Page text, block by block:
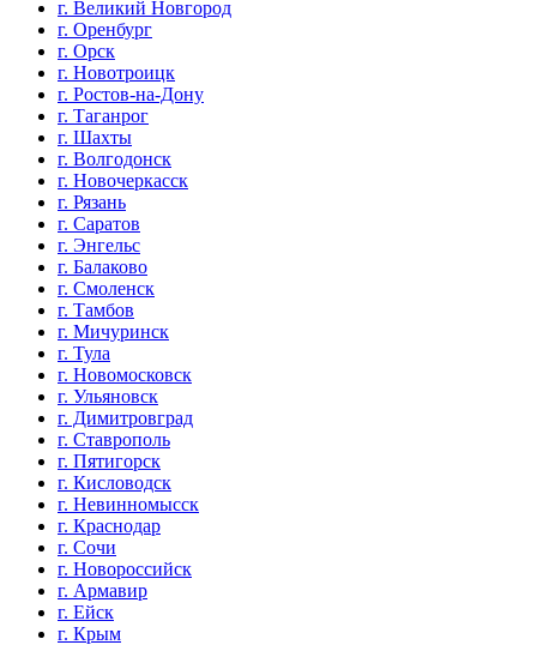
г. Великий Новгород
г. Оренбург
г. Орск
г. Новотроицк
г. Ростов-на-Дону
г. Таганрог
г. Шахты
г. Волгодонск
г. Новочеркасск
г. Рязань
г. Саратов
г. Энгельс
г. Балаково
г. Смоленск
г. Тамбов
г. Мичуринск
г. Тула
г. Новомосковск
г. Ульяновск
г. Димитровград
г. Ставрополь
г. Пятигорск
г. Кисловодск
г. Невинномысск
г. Краснодар
г. Сочи
г. Новороссийск
г. Армавир
г. Ейск
г. Крым